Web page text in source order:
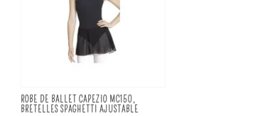
ROBE DE BALLET CAPEZIO MC150,
BRETELLES SPAGHETTI AJUSTABLE